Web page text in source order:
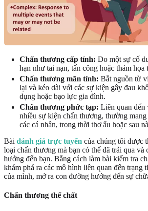
Chấn thương cấp tính: Do một sự cố
hạn như tai nạn, tấn công hoặc thảm họa
Chấn thương mãn tính: Bắt nguồn từ
lại và kéo dài với các sự kiện gây đau
dụng hoặc bạo lực gia đình.
Chấn thương phức tạp: Liên quan đến
nhiều sự kiện chấn thương, thường
các cá nhân, trong thời thơ ấu hoặc sau
Bài đánh giá trực tuyến của chúng tôi được
loại chấn thương mà bạn có thể đã trải qua và
hưởng đến bạn. Bằng cách làm bài kiểm tra
khám phá ra các mô hình liên quan đến trạng
của mình, mở ra con đường hướng đến sự
Chấn thương thể chất